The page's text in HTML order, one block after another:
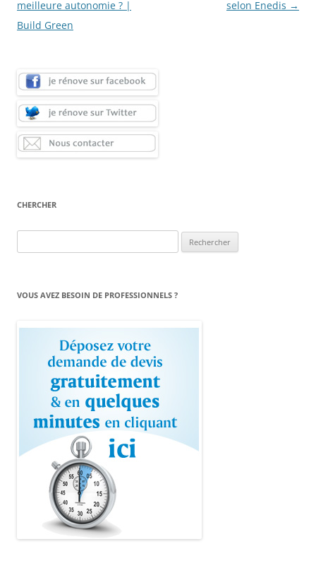
articles
meilleure autonomie ? |
Build Green
selon Enedis →
CHERCHER
VOUS AVEZ BESOIN DE PROFESSIONNELS ?